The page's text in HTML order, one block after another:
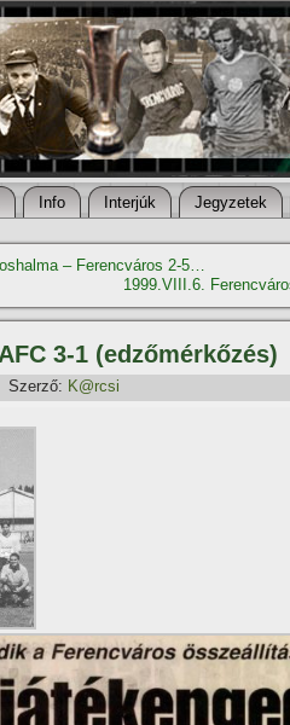
Info Interjúk Jegyzetek
– Ferencváros 2-5…
1999.VIII.6.
3-1 (edzőmérkőzés)
Szerző: K@rcsi